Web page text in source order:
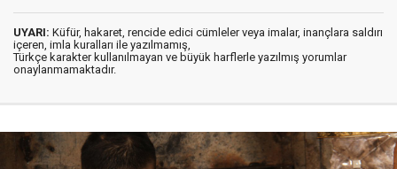
UYARI: Küfür, hakaret, rencide edici cümleler veya imalar, inançlara saldırı
içeren, imla kuralları ile yazılmamış,
Türkçe karakter kullanılmayan ve büyük harflerle yazılmış yorumlar
onaylanmamaktadır.